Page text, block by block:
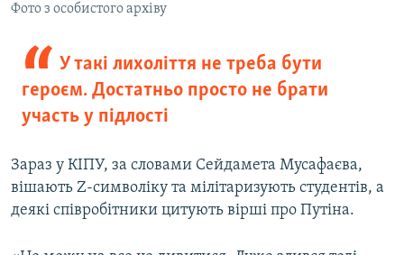
Фото з особистого архіву
У такі лихоліття не треба бути
героєм. Достатньо просто не брати
участь у підлості
Зараз у КІПУ, за словами Сейдамета Мусафаєва,
вішають Z-символіку та мілітаризують студентів, а
деякі співробітники цитують вірші про Путіна.